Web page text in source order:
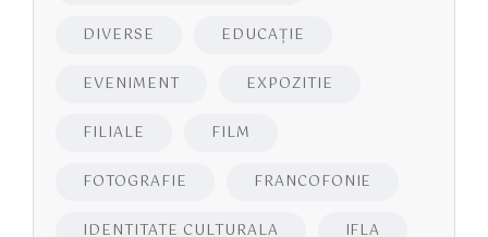
DIVERSE EDUCAŢIE
EVENIMENT EXPOZITIE
FILIALE FILM
FOTOGRAFIE FRANCOFONIE
IDENTITATE CULTURALA IFLA